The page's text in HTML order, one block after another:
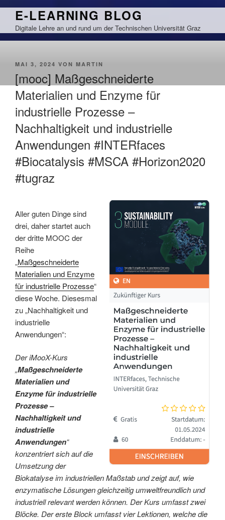
Zum
springen
E-LEARNING BLOG
Digitale Lehre an und rund um der Technischen Universität Graz
VERÖFFENTLICHT
MAI 3, 2024 VON MARTIN
[mooc] Maßgeschneiderte
Materialien und Enzyme für
industrielle Prozesse –
Nachhaltigkeit und industrielle
Anwendungen #INTERfaces
#Biocatalysis #MSCA #Horizon2020
#tugraz
Aller guten Dinge sind
drei, daher startet auch
der dritte MOOC der
Reihe
„Maßgeschneiderte
Materialien und Enzyme
für industrielle Prozesse“
diese Woche. Diesesmal
zu „Nachhaltigkeit und
industrielle
Anwendungen“:
Der iMooX-Kurs
„Maßgeschneiderte
Materialien und
Enzyme für industrielle
Prozesse –
Nachhaltigkeit und
industrielle
Anwendungen“
konzentriert sich auf die
Umsetzung der
Biokatalyse im industriellen Maßstab und zeigt auf, wie
enzymatische Lösungen gleichzeitig umweltfreundlich und
industriell relevant werden können. Der Kurs umfasst zwei
Blöcke. Der erste Block umfasst vier Lektionen, welche die